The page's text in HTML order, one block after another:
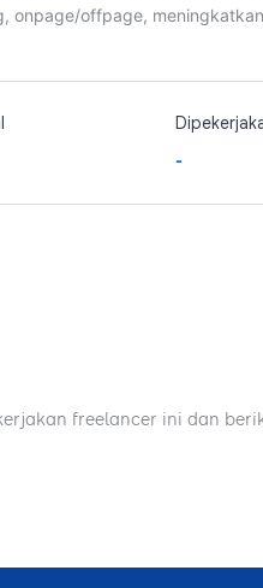
onpage/offpage,
-
freelancer ini dan